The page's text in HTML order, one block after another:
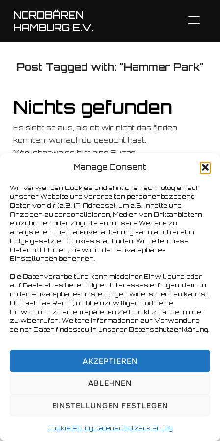
Manage Consent
Wir verwenden Cookies und ähnliche Technologien auf
unserer Website und verarbeiten personenbezogene
Daten von dir (z.B. IP-Adresse), um z.B. Inhalte und
Anzeigen zu personalisieren, Medien von Drittanbietern
einzubinden oder Zugriffe auf unsere Website zu
analysieren. Die Datenverarbeitung kann auch erst in
Folge gesetzter Cookies stattfinden. Wir teilen diese
Daten mit Dritten, die wir in den Privatsphäre-
Einstellungen benennen.
Die Datenverarbeitung kann mit deiner Einwilligung oder
auf Basis eines berechtigten Interesses erfolgen, dem du
in den Privatsphäre-Einstellungen widersprechen kannst.
Du hast das Recht, nicht einzuwilligen und deine
Einwilligung zu einem späteren Zeitpunkt zu ändern oder
zu widerrufen. Weitere Informationen zur Verwendung
deiner Daten findest du in unserer Datenschutzerklärung.
AKZEPTIEREN
ABLEHNEN
EINSTELLUNGEN FESTLEGEN
Cookie PolicyDatenschutzerklärung
NORDBÄREN
HAMBURG E.V.
Post Tagged with: "Hammer Park"
Nichts gefunden
Es sieht so aus, als ob wir nicht das finden
konnten, wonach du gesucht hast.
Möglicherweise hilft eine Suche.
Copyright © 2026 Nordbären Hamburg e.V.